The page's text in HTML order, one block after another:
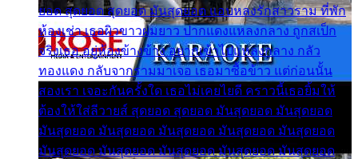
ยอด สุดยอด สุดยอด มันสุดยอด แอบหลงรักสาวราม ที่พัก
ห้องเช่า เธอผิวขาวผมยาว ปากแดงแหลงกลาง ถูกสเป็ก
จริงเธอ อยู่ห้องข้างข้าง อยากเข้าไปแหลงกลาง กลัว
ทองแดง กลับจากรามมาเจอ เธอมาซื้อข้าว แต่ก่อนนั้น
สองเรา เจอะกันครั้งใด เธอไม่เคยไยดี คราวนี้เธอยิ้มให้
ต้องให้ใส่ลีวายส์ สุดยอด สุดยอด มันสุดยอด มันสุดยอด
มันสุดยอด มันสุดยอด มันสุดยอด มันสุดยอด มันสุดยอด
มันสุดยอด มันสุดยอด มันสุดยอด มันสุดยอด มันสุดยอด